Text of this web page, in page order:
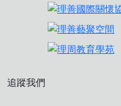
追蹤我們